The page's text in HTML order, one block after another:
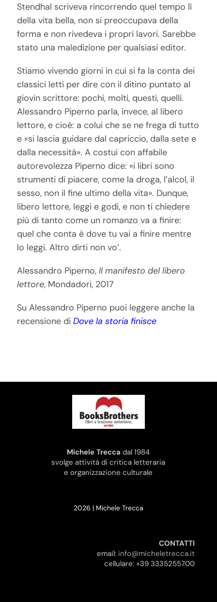
Stendhal scriveva rincorrendo quel tempo lì
della vita bella, non si preoccupava della
forma e non rivedeva i propri lavori. Sarebbe
stato una maledizione per qualsiasi editor.
Stiamo vivendo giorni in cui si fa la conta dei
classici letti per dire con il ditino puntato al
giovin scrittore: pochi, molti, questi, quelli.
Alessandro Piperno parla, invece, al libero
lettore, e cioè: a colui che se ne frega di tutto
e «si lascia guidare dal capriccio, dalla sete e
dalla necessità». A costui con affabile
autorevolezza Piperno dice: «i libri sono
strumenti di piacere, come la droga, l’alcol, il
sesso, non il fine ultimo della vita». Dunque,
libero lettore, leggi e godi, e non ti chiedere
più di tanto come un romanzo va a finire:
quel che conta è dove tu vai a finire mentre
lo leggi. Altro dirti non vo’.
Alessandro Piperno,Il manifesto del libero
lettore, Mondadori, 2017
Su Alessandro Piperno puoi leggere anche la
recensione diDove la storia finisce
Michele Trecca dal 1984
svolge attività di critica letteraria
e organizzazione culturale
2026 | Michele Trecca
CONTATTI
email: info@micheletrecca.it
cellulare: +39 3335255700